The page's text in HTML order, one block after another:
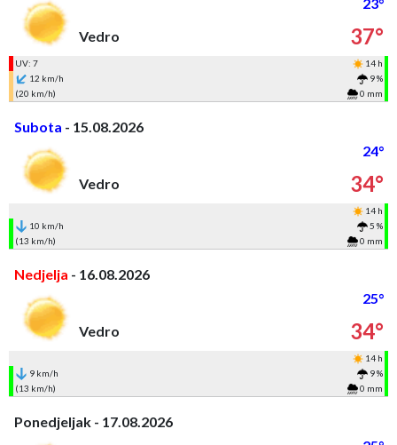
Vedro
37°
UV: 7
14 h
12 km/h
9 %
(20 km/h)
0 mm
Subota - 15.08.2026
24°
Vedro
34°
14 h
10 km/h
5 %
(13 km/h)
0 mm
Nedjelja - 16.08.2026
25°
Vedro
34°
14 h
9 km/h
9 %
(13 km/h)
0 mm
Ponedjeljak - 17.08.2026